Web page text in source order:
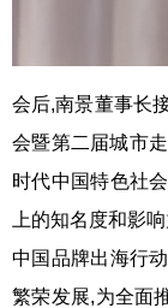
会后,南景董事长
会暨第二届城市
时代中国特色社
上的知名度和影
中国品牌出海行
繁荣发展,为全面